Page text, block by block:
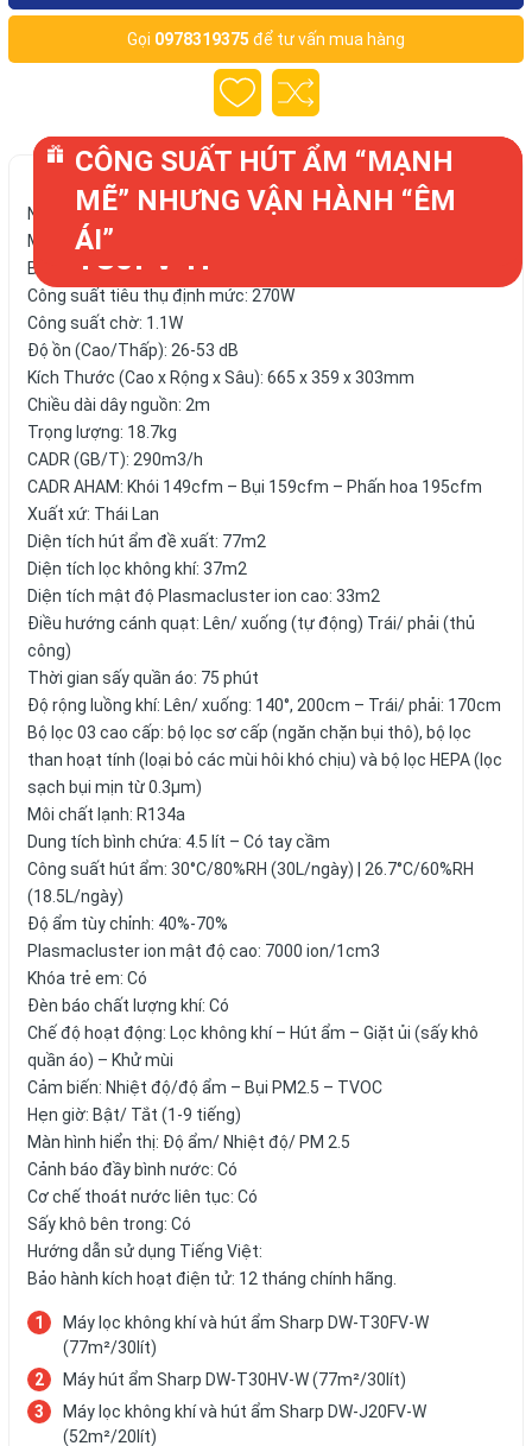
Gọi 0978319375 để tư vấn mua hàng
KHUYẾN MÃI
MÁY LỌC KHÔNG KHÍ VÀ
HÚT ẨM SHARP DW-
T30FV-H
Nguồn điện: 220-240V/50Hz
Màu sắc của máy: Nâu đen
Bánh xe di chuyển: 360°
Công suất tiêu thụ định mức: 270W
Công suất chờ: 1.1W
Độ ồn (Cao/Thấp): 26-53 dB
Kích Thước (Cao x Rộng x Sâu): 665 x 359 x 303mm
Chiều dài dây nguồn: 2m
Trọng lượng: 18.7kg
CADR (GB/T): 290m3/h
CADR AHAM: Khói 149cfm – Bụi 159cfm – Phấn hoa 195cfm
Xuất xứ: Thái Lan
Diện tích hút ẩm đề xuất: 77m2
Diện tích lọc không khí: 37m2
Diện tích mật độ Plasmacluster ion cao: 33m2
Điều hướng cánh quạt: Lên/ xuống (tự động) Trái/ phải (thủ
công)
Thời gian sấy quần áo: 75 phút
Độ rộng luồng khí: Lên/ xuống: 140°, 200cm – Trái/ phải: 170cm
Bộ lọc 03 cao cấp: bộ lọc sơ cấp (ngăn chặn bụi thô), bộ lọc
than hoạt tính (loại bỏ các mùi hôi khó chịu) và bộ lọc HEPA (lọc
sạch bụi mịn từ 0.3µm)
Môi chất lạnh: R134a
Dung tích bình chứa: 4.5 lít – Có tay cầm
Công suất hút ẩm: 30°C/80%RH (30L/ngày) | 26.7°C/60%RH
(18.5L/ngày)
Độ ẩm tùy chỉnh: 40%-70%
Plasmacluster ion mật độ cao: 7000 ion/1cm3
Khóa trẻ em: Có
Đèn báo chất lượng khí: Có
Chế độ hoạt động: Lọc không khí – Hút ẩm – Giặt ủi (sấy khô
quần áo) – Khử mùi
Cảm biến: Nhiệt độ/độ ẩm – Bụi PM2.5 – TVOC
Hẹn giờ: Bật/ Tắt (1-9 tiếng)
Màn hình hiển thị: Độ ẩm/ Nhiệt độ/ PM 2.5
Cảnh báo đầy bình nước: Có
Cơ chế thoát nước liên tục: Có
Sấy khô bên trong: Có
Hướng dẫn sử dụng Tiếng Việt:
TẠI ĐÂY
Bảo hành kích hoạt điện tử: 12 tháng chính hãng.
Máy lọc không khí và hút ẩm Sharp DW-T30FV-W
(77m²/30lít)
Máy hút ẩm Sharp DW-T30HV-W (77m²/30lít)
Máy lọc không khí và hút ẩm Sharp DW-J20FV-W
(52m²/20lít)
HÌNH ẢNH VÀ NỘI DUNG BÀI VIẾT (ĐANG ĐƯỢC
UPDATE)
CÔNG SUẤT HÚT ẨM “MẠNH
MẼ” NHƯNG VẬN HÀNH “ÊM
ÁI”